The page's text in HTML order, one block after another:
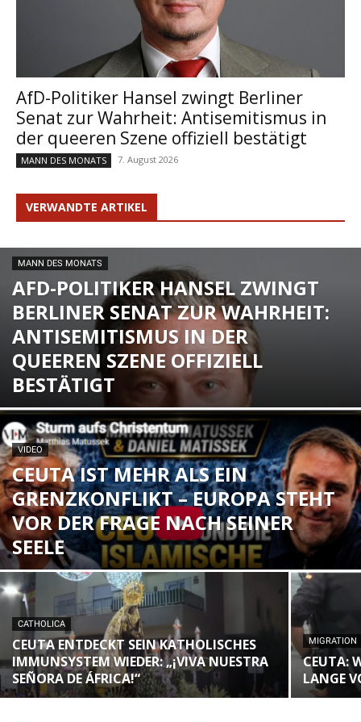
AfD-Politiker Hansel zwingt Berliner
Senat zur Wahrheit: Antisemitismus in
der queeren Szene offiziell bestätigt
MANN DES MONATS 7. August 2026
VERWANDTE ARTIKEL
MANN DES MONATS
AFD-POLITIKER HANSEL ZWINGT
BERLINER SENAT ZUR WAHRHEIT:
ANTISEMITISMUS IN DER
QUEEREN SZENE OFFIZIELL
BESTÄTIGT
VIDEO
CEUTA IST MEHR ALS EIN
GRENZKONFLIKT – EUROPA STEHT
VOR DER FRAGE NACH SEINER
SEELE
CATHOLICA
CEUTA ENTDECKT SEIN KATHOLISCHES
IMMUNSYSTEM WIEDER: „¡VIVA NUESTRA
SEÑORA DE ÁFRICA!“
MIGRATION
CEUTA:
LANGE